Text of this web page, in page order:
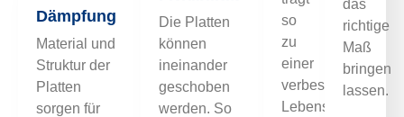
Dämpfung
Material und
Struktur der
Platten
sorgen für
Die Platten
können
ineinander
geschoben
werden. So
so
zu
einer
verbesserten
Lebensdauer
das
richtige
Maß
bringen
lassen.